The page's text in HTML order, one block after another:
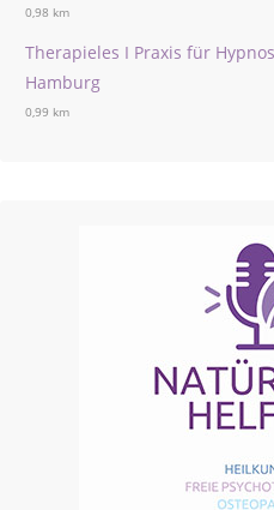
0,98 km
Therapieles I Praxis für
Hamburg
0,99 km